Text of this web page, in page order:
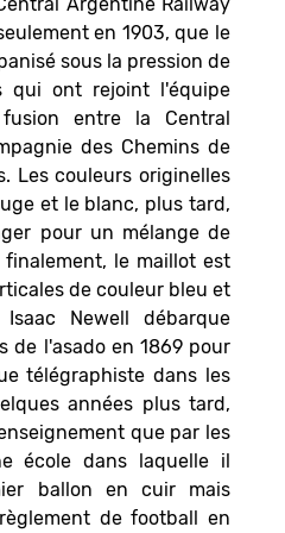
en 1903, que le
sous la pression de
qui ont rejoint l'équipe
entre la Central
des Chemins de
Les couleurs originelles
et le blanc, plus tard,
pour un mélange de
le maillot est
de couleur bleu et
Newell débarque
de l'asado en 1869 pour
télégraphiste dans les
années plus tard,
que par les
école dans laquelle il
ballon en cuir mais
de football en